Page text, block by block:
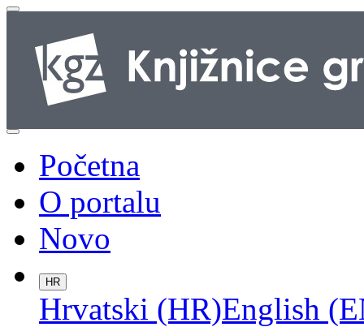
Početna
O portalu
Novo
HR
Hrvatski (HR)English